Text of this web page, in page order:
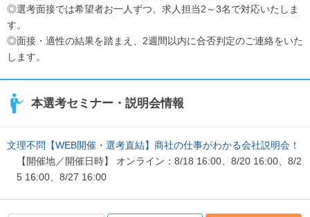
◎選考面接では希望者お一人ずつ、求人担当2～3名で対応いたしま
す。
◎面接・適性の結果を踏まえ、2週間以内に合否判定のご連絡をいた
します。
本選考セミナー・説明会情報
文理不問【WEB開催・選考直結】商社の仕事がわかる会社説明会！
【開催地／開催日時】 オンライン：8/18 16:00、8/20 16:00、8/2
5 16:00、8/27 16:00